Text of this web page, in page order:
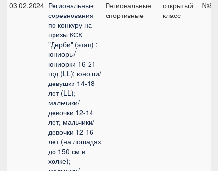
03.02.2024 Региональные
соревнования
по конкуру на
призы КСК
"Дерби" (этап) :
юниоры/
юниорки 16-21
год (LL); юноши/
девушки 14-18
лет (LL);
мальчики/
девочки 12-14
лет; мальчики/
девочки 12-16
лет (на лошадях
до 150 см в
холке);
Региональные
спортивные
открытый
класс
№8,